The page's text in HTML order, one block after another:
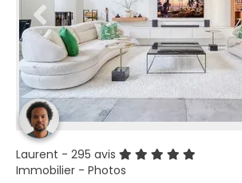
Laurent - 295 avis
Immobilier - Photos